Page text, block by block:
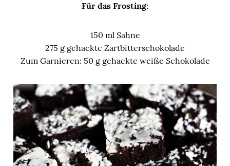
Für das Frosting:
150 ml Sahne
275 g gehackte Zartbitterschokolade
Zum Garnieren: 50 g gehackte weiße Schokolade